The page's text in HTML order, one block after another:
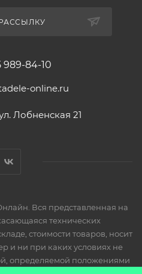
989-84-10
online.ru
Лобненская 21
Вся представленная на
технических
стоимости товаров, носит
и ни при каких условиях не
определяемой положениями